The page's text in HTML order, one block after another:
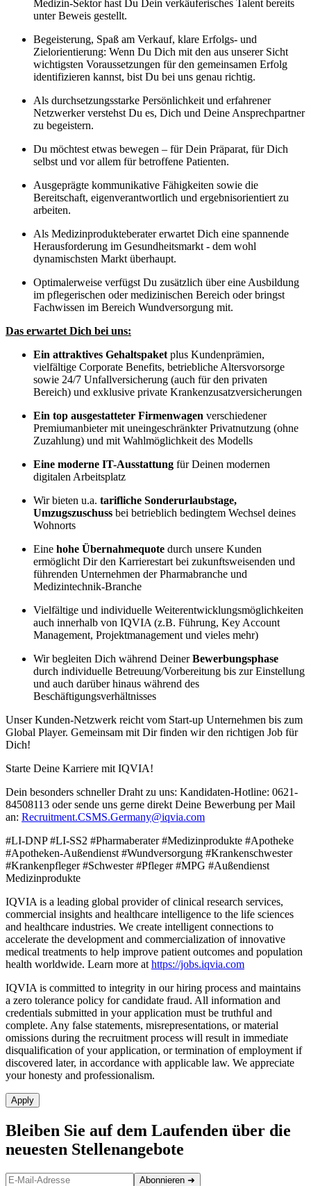
Medizin-Sektor hast Du Dein verkäuferisches Talent bereits
unter Beweis gestellt.
Begeisterung, Spaß am Verkauf, klare Erfolgs- und
Zielorientierung: Wenn Du Dich mit den aus unserer Sicht
wichtigsten Voraussetzungen für den gemeinsamen Erfolg
identifizieren kannst, bist Du bei uns genau richtig.
Als durchsetzungsstarke Persönlichkeit und erfahrener
Netzwerker verstehst Du es, Dich und Deine Ansprechpartner
zu begeistern.
Du möchtest etwas bewegen – für Dein Präparat, für Dich
selbst und vor allem für betroffene Patienten.
Ausgeprägte kommunikative Fähigkeiten sowie die
Bereitschaft, eigenverantwortlich und ergebnisorientiert zu
arbeiten.
Als Medizinprodukteberater erwartet Dich eine spannende
Herausforderung im Gesundheitsmarkt - dem wohl
dynamischsten Markt überhaupt.
Optimalerweise verfügst Du zusätzlich über eine Ausbildung
im pflegerischen oder medizinischen Bereich oder bringst
Fachwissen im Bereich Wundversorgung mit.
Das erwartet Dich bei uns:
Ein attraktives Gehaltspaket plus Kundenprämien,
vielfältige Corporate Benefits, betriebliche Altersvorsorge
sowie 24/7 Unfallversicherung (auch für den privaten
Bereich) und exklusive private Krankenzusatzversicherungen
Ein top ausgestatteter Firmenwagen verschiedener
Premiumanbieter mit uneingeschränkter Privatnutzung (ohne
Zuzahlung) und mit Wahlmöglichkeit des Modells
Eine moderne IT-Ausstattung für Deinen modernen
digitalen Arbeitsplatz
Wir bieten u.a. tarifliche Sonderurlaubstage,
Umzugszuschuss bei betrieblich bedingtem Wechsel deines
Wohnorts
Eine hohe Übernahmequote durch unsere Kunden
ermöglicht Dir den Karrierestart bei zukunftsweisenden und
führenden Unternehmen der Pharmabranche und
Medizintechnik-Branche
Vielfältige und individuelle Weiterentwicklungsmöglichkeiten
auch innerhalb von IQVIA (z.B. Führung, Key Account
Management, Projektmanagement und vieles mehr)
Wir begleiten Dich während DeinerBewerbungsphase
durch individuelle Betreuung/Vorbereitung bis zur Einstellung
und auch darüber hinaus während des
Beschäftigungsverhältnisses
Unser Kunden-Netzwerk reicht vom Start-up Unternehmen bis zum
Global Player. Gemeinsam mit Dir finden wir den richtigen Job für
Dich!
Starte Deine Karriere mit IQVIA!
Dein besonders schneller Draht zu uns: Kandidaten-Hotline: 0621-
84508113 oder sende uns gerne direkt Deine Bewerbung per Mail
an: Recruitment.CSMS.Germany@iqvia.com
#LI-DNP #LI-SS2 #Pharmaberater #Medizinprodukte #Apotheke
#Apotheken-Außendienst #Wundversorgung #Krankenschwester
#Krankenpfleger #Schwester #Pfleger #MPG #Außendienst
Medizinprodukte
IQVIA is a leading global provider of clinical research services,
commercial insights and healthcare intelligence to the life sciences
and healthcare industries. We create intelligent connections to
accelerate the development and commercialization of innovative
medical treatments to help improve patient outcomes and population
health worldwide. Learn more at https://jobs.iqvia.com
IQVIA is committed to integrity in our hiring process and maintains
a zero tolerance policy for candidate fraud. All information and
credentials submitted in your application must be truthful and
complete. Any false statements, misrepresentations, or material
omissions during the recruitment process will result in immediate
disqualification of your application, or termination of employment if
discovered later, in accordance with applicable law. We appreciate
your honesty and professionalism.
Apply
Bleiben Sie auf dem Laufenden über die
neuesten Stellenangebote
Abonnieren ➜